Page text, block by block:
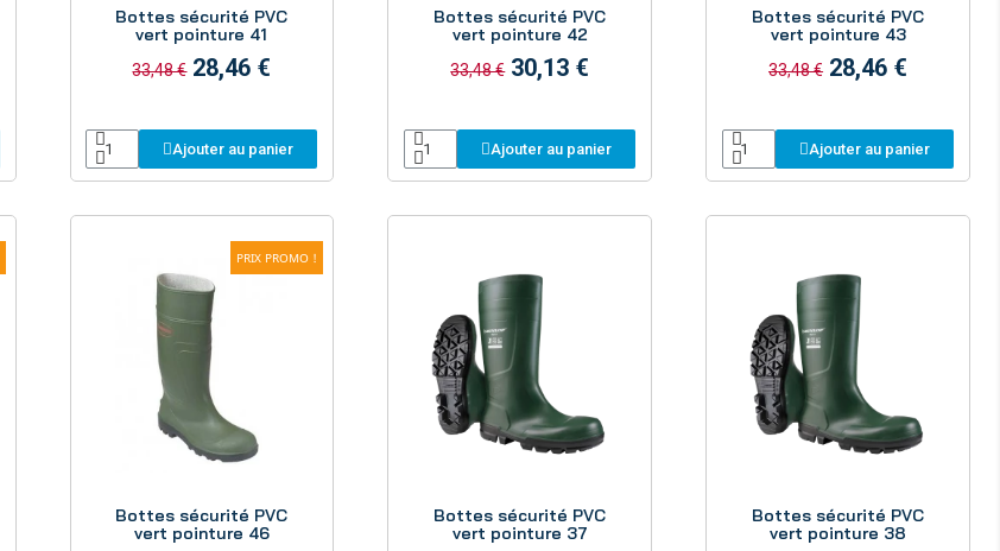
Bottes sécurité PVC
vert pointure 41
33,48 € 28,46 €
Ajouter au panier
Bottes sécurité PVC
vert pointure 42
33,48 € 30,13 €
Ajouter au panier
Bottes sécurité PVC
vert pointure 43
33,48 € 28,46 €
Ajouter au panier
PRIX PROMO !
Bottes sécurité PVC
vert pointure 46
Bottes sécurité PVC
vert pointure 37
Bottes sécurité PVC
vert pointure 38